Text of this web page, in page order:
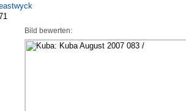
Bild bewerten: